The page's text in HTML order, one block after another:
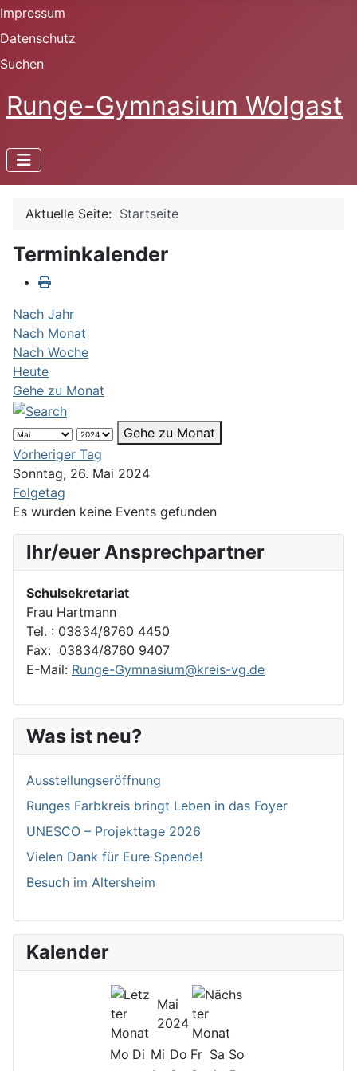
Impressum
Datenschutz
Suchen
Runge-Gymnasium Wolgast
Aktuelle Seite: Startseite
Terminkalender
Nach Jahr
Nach Monat
Nach Woche
Heute
Gehe zu Monat
Gehe zu Monat
Vorheriger Tag
Sonntag, 26. Mai 2024
Folgetag
Es wurden keine Events gefunden
Ihr/euer Ansprechpartner
Schulsekretariat
Frau Hartmann
Tel. : 03834/8760 4450
Fax: 03834/8760 9407
E-Mail: Runge-Gymnasium@kreis-vg.de
Was ist neu?
Ausstellungseröffnung
Runges Farbkreis bringt Leben in das Foyer
UNESCO – Projekttage 2026
Vielen Dank für Eure Spende!
Besuch im Altersheim
Kalender
Mai
2024
Mo Di Mi Do Fr Sa So